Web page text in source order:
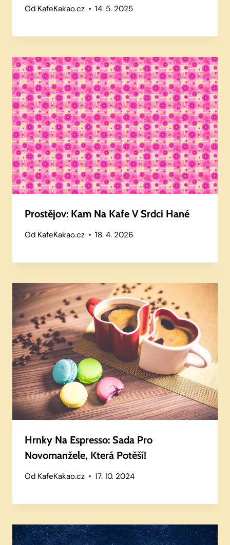
Od KafeKakao.cz 14. 5. 2025
Prostějov: Kam Na Kafe V Srdci Hané
Od KafeKakao.cz 18. 4. 2026
Hrnky Na Espresso: Sada Pro
Novomanžele, Která Potěší!
Od KafeKakao.cz 17. 10. 2024